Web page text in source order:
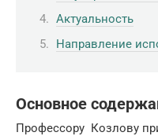
Актуальность
Направление
Основное
Профессору Козлову